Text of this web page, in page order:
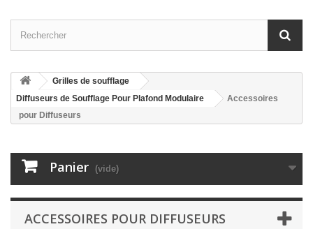
Grilles de soufflage
Diffuseurs de Soufflage Pour Plafond Modulaire
Accessoires
pour Diffuseurs
Panier (vide)
ACCESSOIRES POUR DIFFUSEURS